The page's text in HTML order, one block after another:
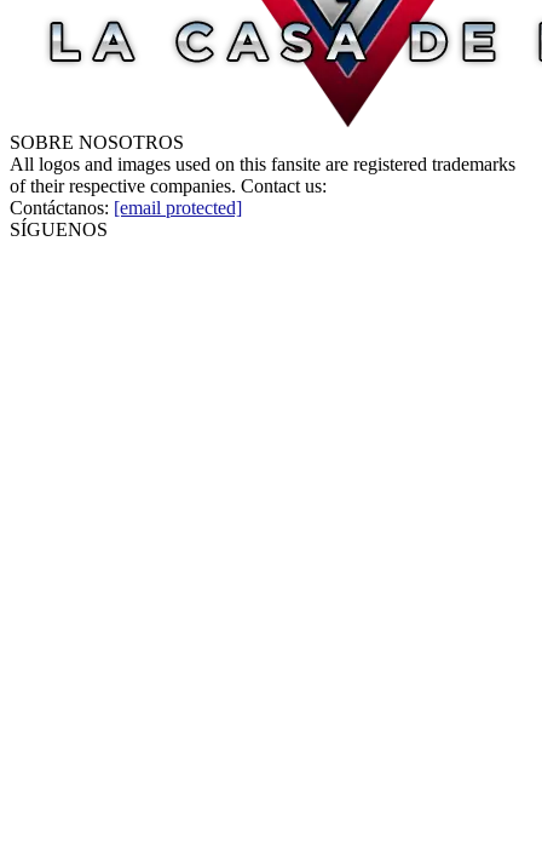
SOBRE NOSOTROS
All logos and images used on this fansite are registered trademarks
of their respective companies. Contact us:
Contáctanos: [email protected]
SÍGUENOS